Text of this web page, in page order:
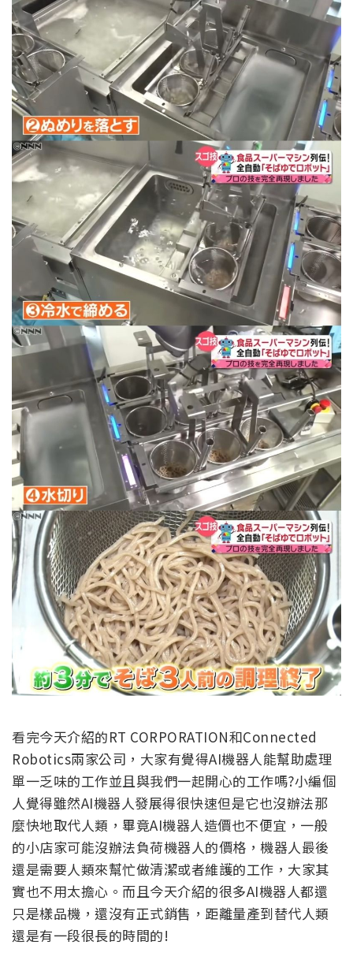
看完今天介紹的RT CORPORATION和Connected
Robotics兩家公司，大家有覺得AI機器人能幫助處理
單一乏味的工作並且與我們一起開心的工作嗎?小編個
人覺得雖然AI機器人發展得很快速但是它也沒辦法那
麼快地取代人類，畢竟AI機器人造價也不便宜，一般
的小店家可能沒辦法負荷機器人的價格，機器人最後
還是需要人類來幫忙做清潔或者維護的工作，大家其
實也不用太擔心。而且今天介紹的很多AI機器人都還
只是樣品機，還沒有正式銷售，距離量產到替代人類
還是有一段很長的時間的!